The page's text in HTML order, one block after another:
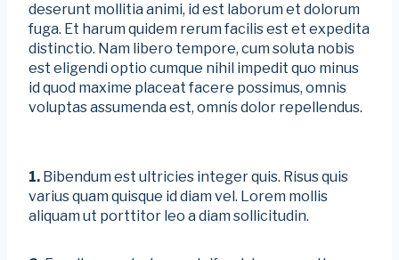
deserunt mollitia animi, id est laborum et dolorum
fuga. Et harum quidem rerum facilis est et expedita
distinctio. Nam libero tempore, cum soluta nobis
est eligendi optio cumque nihil impedit quo minus
id quod maxime placeat facere possimus, omnis
voluptas assumenda est, omnis dolor repellendus.
1. Bibendum est ultricies integer quis. Risus quis
varius quam quisque id diam vel. Lorem mollis
aliquam ut porttitor leo a diam sollicitudin.